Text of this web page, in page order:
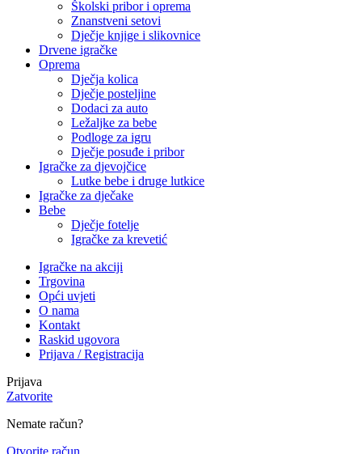
Školski pribor i oprema
Znanstveni setovi
Dječje knjige i slikovnice
Drvene igračke
Oprema
Dječja kolica
Dječje posteljine
Dodaci za auto
Ležaljke za bebe
Podloge za igru
Dječje posuđe i pribor
Igračke za djevojčice
Lutke bebe i druge lutkice
Igračke za dječake
Bebe
Dječje fotelje
Igračke za krevetić
Igračke na akciji
Trgovina
Opći uvjeti
O nama
Kontakt
Raskid ugovora
Prijava / Registracija
Prijava
Zatvorite
Nemate račun?